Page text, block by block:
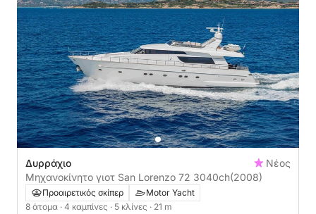
Δυρράχιο
Νέος
Μηχανοκίνητο γιοτ San Lorenzo 72 3040ch(2008)
Προαιρετικός σκίπερ
Motor Yacht
8 άτομα · 4 καμπίνες · 5 κλίνες · 21 m